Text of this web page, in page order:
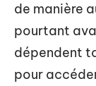
de manière
pourtant
dépendent
pour